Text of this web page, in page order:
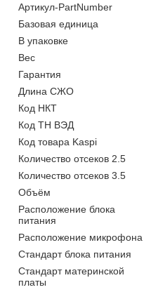
Артикул-PartNumber
Базовая единица
В упаковке
Вес
Гарантия
Длина СЖО
Код НКТ
Код ТН ВЭД
Код товара Kaspi
Количество отсеков 2.5
Количество отсеков 3.5
Объём
Расположение блока
питания
Расположение микрофона
Стандарт блока питания
Стандарт материнской
платы